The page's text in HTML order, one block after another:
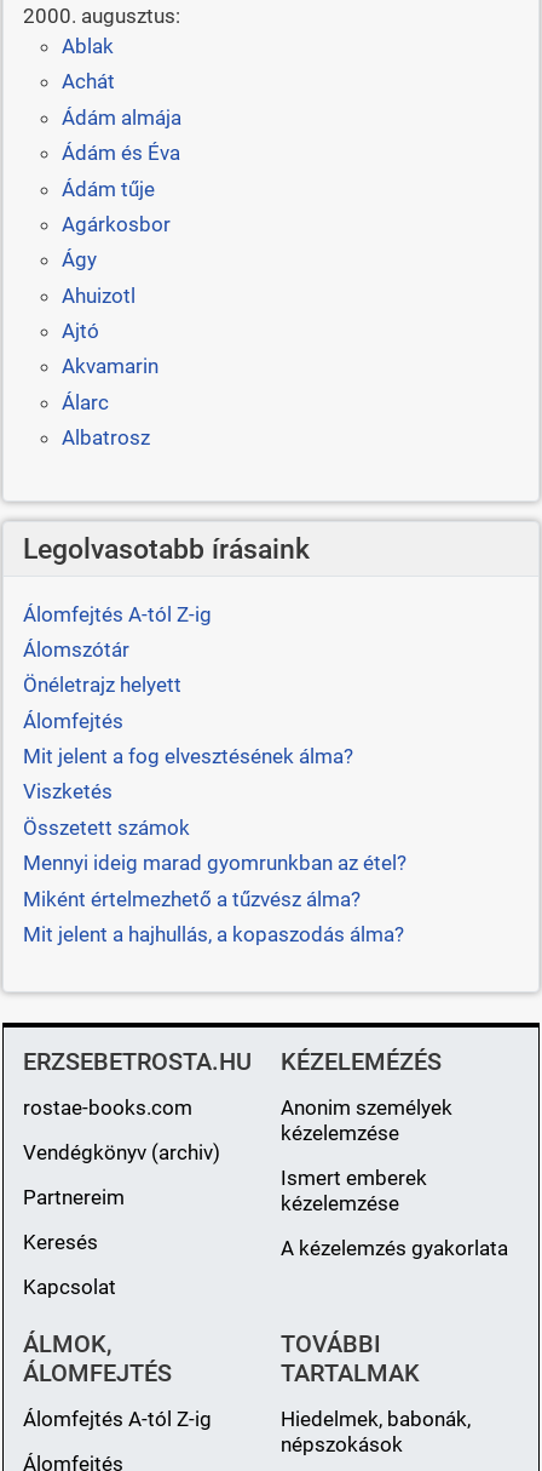
2000. augusztus:
Ablak
Achát
Ádám almája
Ádám és Éva
Ádám tűje
Agárkosbor
Ágy
Ahuizotl
Ajtó
Akvamarin
Álarc
Albatrosz
Legolvasotabb írásaink
Álomfejtés A-tól Z-ig
Álomszótár
Önéletrajz helyett
Álomfejtés
Mit jelent a fog elvesztésének álma?
Viszketés
Összetett számok
Mennyi ideig marad gyomrunkban az étel?
Miként értelmezhető a tűzvész álma?
Mit jelent a hajhullás, a kopaszodás álma?
ERZSEBETROSTA.HU
rostae-books.com
Vendégkönyv (archiv)
Partnereim
Keresés
Kapcsolat
KÉZELEMÉZÉS
Anonim személyek
kézelemzése
Ismert emberek
kézelemzése
A kézelemzés gyakorlata
ÁLMOK,
ÁLOMFEJTÉS
Álomfejtés A-tól Z-ig
Álomfejtés
TOVÁBBI
TARTALMAK
Hiedelmek, babonák,
népszokások